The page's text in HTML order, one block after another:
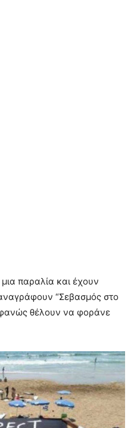
παραλία και έχουν
“Σεβασμός στο
θέλουν να φοράνε